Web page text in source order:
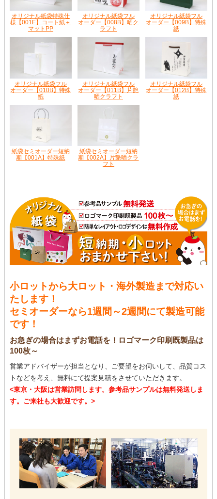
オリジナル紙袋特殊仕
様【001E】コート紙＋
マットPP
オリジナル紙袋フル
オーダー【008B】晒ク
ラフト
オリジナル紙袋フル
オーダー【009B】特殊
紙
オリジナル紙袋フル
オーダー【010B】特殊
紙
オリジナル紙袋フル
オーダー【011B】片艶
晒クラフト
オリジナル紙袋フル
オーダー【012B】特殊
紙
紙袋セミオーダー短納
期【001A】特殊紙
紙袋セミオーダー短納
期【002A】片艶晒クラ
フト
小ロットから大ロット・海外製造まで対応い
たします！
セミオーダーなら1週間～2週間にて製造可能
です！
お急ぎの場合はまずお電話を！ロゴマーク印刷既製品は
100枚～
営業アドバイザーが担当となり、ご要望をお伺いして、品質コス
トなどを考え、無料にて提案見積をさせていただきます。
<東京・大阪は営業訪問します。参考品サンプルは無料発送しま
す。ご来社も大歓迎です。>